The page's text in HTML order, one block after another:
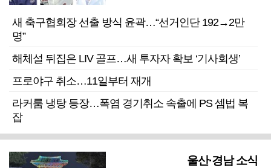
새 축구협회장 선출 방식 윤곽…“선거인단 192→2만
명”
해체설 뒤집은 LIV 골프…새 투자자 확보 ‘기사회생’
프로야구 취소…11일부터 재개
라커룸 냉탕 등장…폭염 경기취소 속출에 PS 셈법 복
잡
울산·경남 소식